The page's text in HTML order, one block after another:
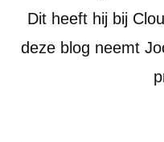
Dit heeft hij bij
deze blog neemt